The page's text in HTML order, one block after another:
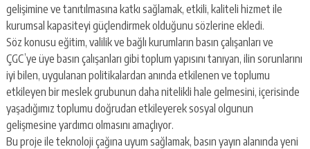
gelişimine ve tanıtılmasına katkı sağlamak, etkili, kaliteli hizmet ile
kurumsal kapasiteyi güçlendirmek olduğunu sözlerine ekledi.
Söz konusu eğitim, valilik ve bağlı kurumların basın çalışanları ve
ÇGC’ye üye basın çalışanları gibi toplum yapısını tanıyan, ilin sorunlarını
iyi bilen, uygulanan politikalardan anında etkilenen ve toplumu
etkileyen bir meslek grubunun daha nitelikli hale gelmesini, içerisinde
yaşadığımız toplumu doğrudan etkileyerek sosyal olgunun
gelişmesine yardımcı olmasını amaçlıyor.
Bu proje ile teknoloji çağına uyum sağlamak, basın yayın alanında yeni